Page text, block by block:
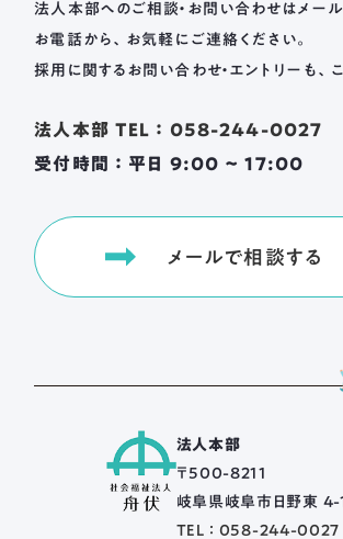
法人本部へのご相談・お問い合わせはメー
お電話から、お気軽にご連絡ください。
採用に関するお問い合わせ・エントリーも、こ
法人本部 TEL ： 058-244-0027
受付時間 ： 平日 9:00 ~ 17:00
メールで相談する
法人本部
〒500-8211
岐阜県岐阜市日野東
TEL ： 058-244-0027